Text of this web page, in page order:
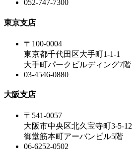
052-747-7300
東京支店
〒100-0004
東京都千代田区大手町1-1-1
大手町パークビルディング7階
03-4546-0880
大阪支店
〒541-0057
大阪市中央区北久宝寺町3-5-12
御堂筋本町アーバンビル5階
06-6252-0502